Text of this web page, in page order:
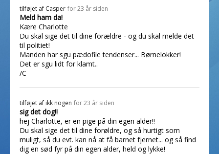
tilføjet af Casper for 23 år siden
Meld ham da!
Kære Charlotte
Du skal sige det til dine forældre - og du skal melde det
til politiet!
Manden har sgu pædofile tendenser... Børnelokker!
Det er sgu lidt for klamt..
/C
tilføjet af ikk nogen for 23 år siden
sig det dog!!
hej Charlotte, er en pige på din egen alder!!
Du skal sige det til dine forøldre, og så hurtigt som
muligt, så du evt. kan nå at få barnet fjernet... og så find
dig en sød fyr på din egen alder, held og lykke!